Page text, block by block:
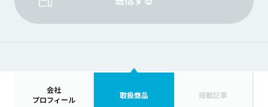
会社
プロフィール
取扱商品 掲載記事